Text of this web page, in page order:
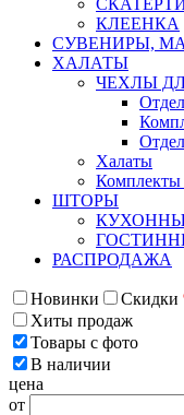
КЛЕЕНКА
СУВЕНИРЫ,
ХАЛАТЫ
ЧЕХЛЫ
Халаты
Комплекты
ШТОРЫ
РАСПРОДАЖА
Новинки Скидки
Хиты продаж
Товары с фото
В наличии
цена
от